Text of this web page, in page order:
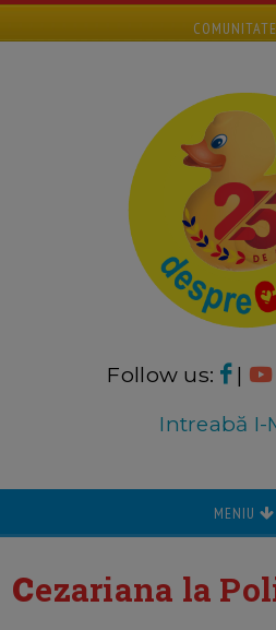
COMUNITATE
Follow us: |
Intreabă I-
MENIU
cezariana la